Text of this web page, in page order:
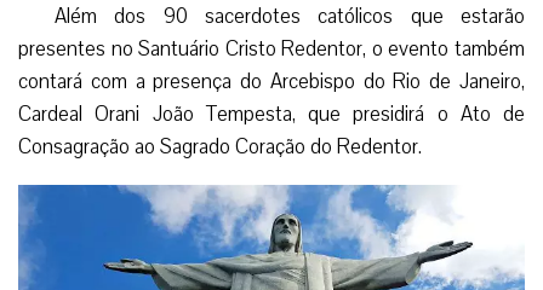
Além dos 90 sacerdotes católicos que estarão
presentes no Santuário Cristo Redentor, o evento também
contará com a presença do Arcebispo do Rio de Janeiro,
Cardeal Orani João Tempesta, que presidirá o Ato de
Consagração ao Sagrado Coração do Redentor.